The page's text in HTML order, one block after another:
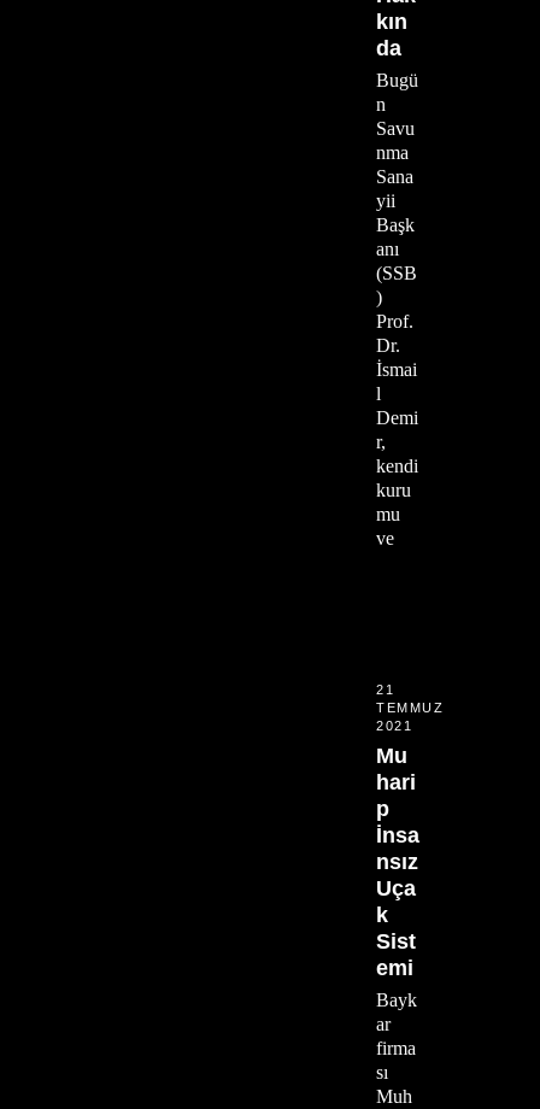
kın
da
Bugü
n
Savu
nma
Sana
yii
Başk
anı
(SSB
)
Prof.
Dr.
İsmai
l
Demi
r,
kendi
kuru
mu
ve
21
TEMMUZ
2021
Mu
hari
p
İnsa
nsız
Uça
k
Sist
emi
Bayk
ar
firma
sı
Muh